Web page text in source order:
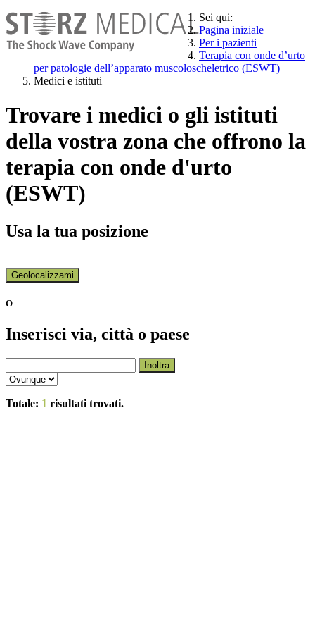
Sei qui:
Pagina iniziale
Per i pazienti
Terapia con onde d’urto
per patologie dell’apparato muscoloscheletrico (ESWT)
Medici e istituti
Trovare i medici o gli istituti
della vostra zona che offrono la
terapia con onde d'urto
(ESWT)
Usa la tua posizione
Geolocalizzami
O
Inserisci via, città o paese
Inoltra
Totale: 1 risultati trovati.